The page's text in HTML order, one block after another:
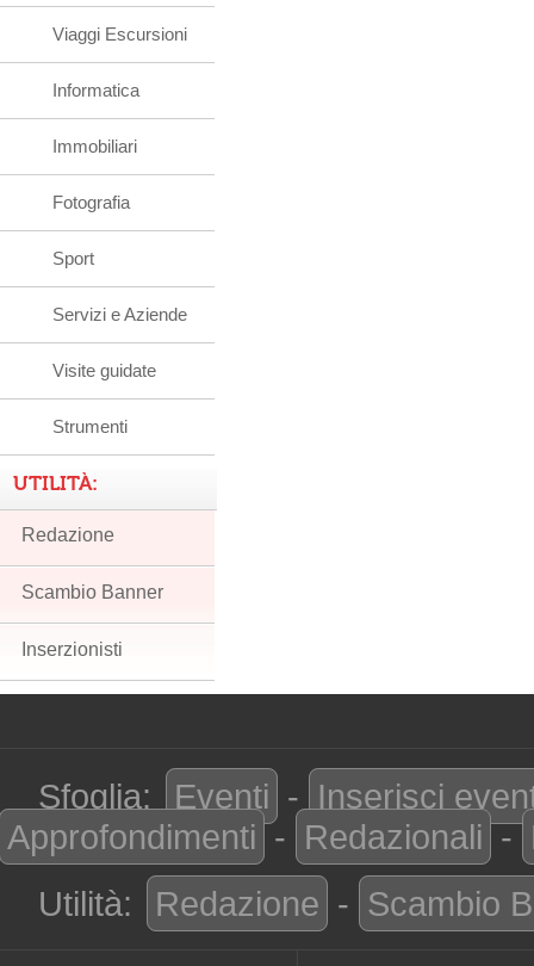
Viaggi Escursioni
Informatica
Immobiliari
Fotografia
Sport
Servizi e Aziende
Visite guidate
Strumenti
UTILITÀ:
Redazione
Scambio Banner
Inserzionisti
Sfoglia: Eventi - Inserisci
Approfondimenti - Redazionali -
Utilità:
Redazione - Scambio